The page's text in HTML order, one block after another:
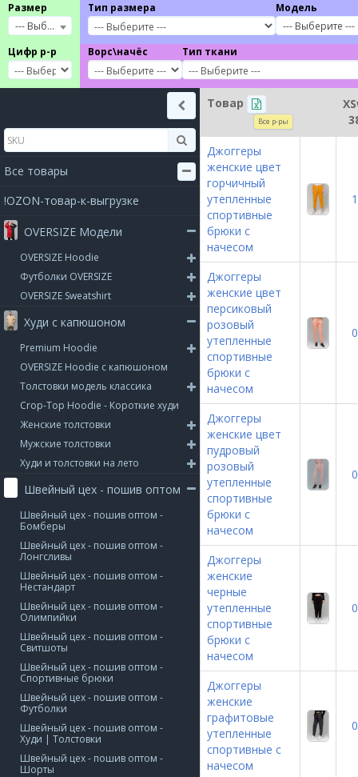
Размер
--- Выберите ---
Цифр р-р
Тип размера
Модель
--- Выберите ---
Ворс\начёс
Тип ткани
Все товары
!OZON-товар-к-выгрузке
OVERSIZE Модели
OVERSIZE Hoodie
Футболки OVERSIZE
OVERSIZE Sweatshirt
Худи с капюшоном
Premium Hoodie
OVERSIZE Hoodie с капюшоном
Толстовки модель классика
Crop-Top Hoodie - Короткие худи
Женские толстовки
Мужские толстовки
Худи и толстовки на лето
Швейный цех - пошив оптом
Швейный цех - пошив оптом -
Бомберы
Швейный цех - пошив оптом -
Лонгсливы
Швейный цех - пошив оптом -
Нестандарт
Швейный цех - пошив оптом -
Олимпийки
Швейный цех - пошив оптом -
Свитшоты
Швейный цех - пошив оптом -
Спортивные брюки
Швейный цех - пошив оптом -
Футболки
Швейный цех - пошив оптом -
Худи | Толстовки
Швейный цех - пошив оптом -
Шорты
Товар
Все р-ры
Джоггеры
женские цвет
горчичный
утепленные
спортивные
брюки с
начесом
1
Джоггеры
женские цвет
персиковый
розовый
утепленные
спортивные
брюки с
начесом
0
Джоггеры
женские цвет
пудровый
розовый
утепленные
спортивные
брюки с
начесом
0
Джоггеры
женские
черные
утепленные
спортивные
брюки с
начесом
0
Джоггеры
женские
графитовые
утепленные
спортивные с
начесом
0